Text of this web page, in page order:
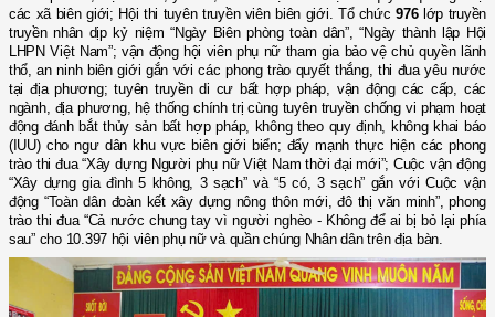
các xã biên giới; Hội thi tuyên truyền viên biên giới. Tổ chức976lớp truyền
truyền nhân dịp kỷ niệm “Ngày Biên phòng toàn dân”, “Ngày thành lập Hội
LHPN Việt Nam”; vận động hội viên phụ nữ tham gia bảo vệ chủ quyền lãnh
thổ, an ninh biên giới gắn với các phong trào quyết thắng, thi đua yêu nước
tại địa phương; tuyên truyền di cư bất hợp pháp, vận động các cấp, các
ngành, địa phương, hệ thống chính trị cùng tuyên truyền chống vi phạm hoạt
động đánh bắt thủy sản bất hợp pháp, không theo quy định, không khai báo
(IUU) cho ngư dân khu vực biên giới biển; đẩy mạnh thực hiện các phong
trào thi đua “Xây dựng Người phụ nữ Việt Nam thời đại mới”; Cuộc vận động
“Xây dựng gia đình 5 không, 3 sạch” và “5 có, 3 sạch” gắn với Cuộc vận
động “Toàn dân đoàn kết xây dựng nông thôn mới, đô thị văn minh”, phong
trào thi đua “Cả nước chung tay vì người nghèo - Không để ai bị bỏ lại phía
sau” cho 10.397 hội viên phụ nữ và quần chúng Nhân dân trên địa bàn.